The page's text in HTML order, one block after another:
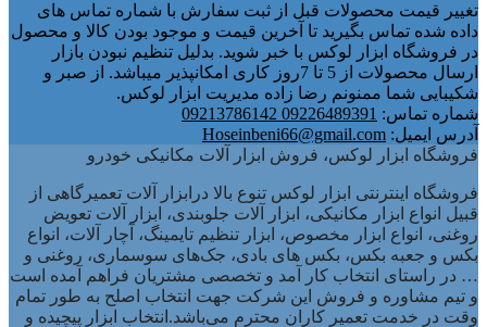
تغییر قیمت محصولات قبل از ثبت سفارش با شماره تماس های
داده شده تماس بگیرید تا آخرین قیمت و موجود بودن کالا و محصول
در فروشگاه ابزار لوکس با خبر شوید. بدلیل تنظیم نبودن بازار
ارسال محصولات از 5 تا 7روز کاری امکانپذیر میباشد. از صبر و
شکیبایی شما ممنونم رضا زاده مدیریت ابزار لوکس.
شماره تماس: 09226489391 09213786142
آدرس ایمیل: Hoseinbeni66@gmail.com
فروشگاه ابزار لوکس، فروش ابزار آلات مکانیکی خودرو
فروشگاه اینترنتی ابزار لوکس تنوع بالا درابزار آلات تعمیرگاهی از
قبیل انواع ابزار مکانیکی، ابزار آلات جلوبندی، ابزار آلات تعویض
روغنی، انواع ابزار مخصوص، ابزار تنظیم تایمینگ، آچار آلات، انواع
بکس و جعبه بکس، بکس های بادی، جک‌های سوسماری، روغنی و
… در راستای انتخاب کار آمد و تخصصی مشتریان فراهم آمده است
و تیم مشاوره و فروش این شرکت جهت انتخاب اصلح به طور تمام
وقت در خدمت تعمیر کاران محترم می‌باشد.انتخاب ابزار پیچیده و